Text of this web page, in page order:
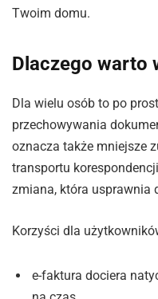
Twoim domu.
Dlaczego warto
Dla wielu osób to po
przechowywania
oznacza także mniejsze
transportu
zmiana, która usprawnia
Korzyści dla
e-faktura dociera